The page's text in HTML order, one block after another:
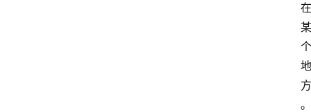
在
某
个
地
方
。